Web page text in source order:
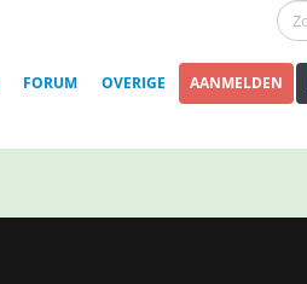
FORUM OVERIGE AANMELDEN